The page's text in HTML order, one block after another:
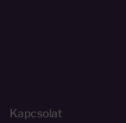
Kapcsolat